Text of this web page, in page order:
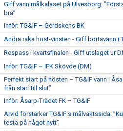
Giff vann målkalaset på Ulvesborg:
bra”
Inför: TG&IF – Gerdskens BK
Andra raka höst-vinsten - Giff bortavann i
Respass i kvartsfinalen - Giff utslaget ur
Inför: TG&IF – IFK Skövde (DM)
Perfekt start på hösten – TG&IF vann i
från start till slut”
Inför: Åsarp-Trädet FK – TG&IF
Arvid förstärker TG&IF:s målvaktssida:
testa på något nytt”